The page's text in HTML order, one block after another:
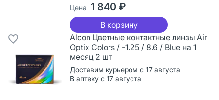
Цена 1 840 ₽
В корзину
Alcon Цветные контактные линзы Air
Optix Colors / -1.25 / 8.6 / Blue на 1
месяц 2 шт
Доставим курьером с 17 августа
В аптеку с 17 августа